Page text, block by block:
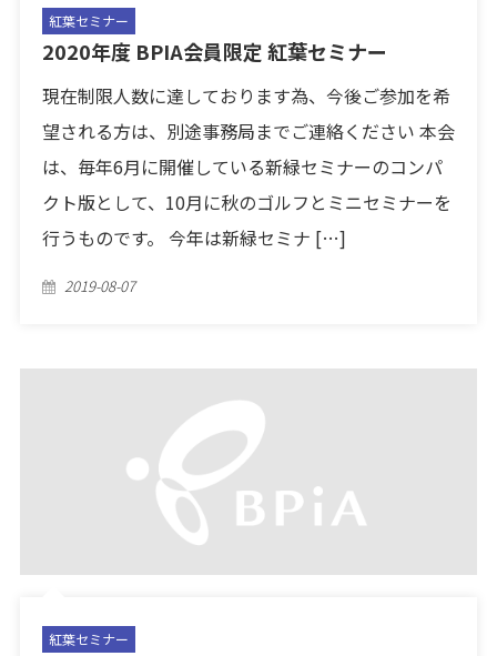
紅葉セミナー
2020年度 BPIA会員限定 紅葉セミナー
現在制限人数に達しております為、今後ご参加を希
望される方は、別途事務局までご連絡ください 本会
は、毎年6月に開催している新緑セミナーのコンパ
クト版として、10月に秋のゴルフとミニセミナーを
行うものです。 今年は新緑セミナ […]
Posted
2019-08-07
紅葉セミナー